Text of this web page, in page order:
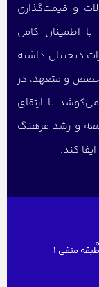
و قیمت‌گذاری
اطمینان کامل
دیجیتال داشته
و متعهد، در
با ارتقای
و رشد فرهنگ
کند.
منفی ۱